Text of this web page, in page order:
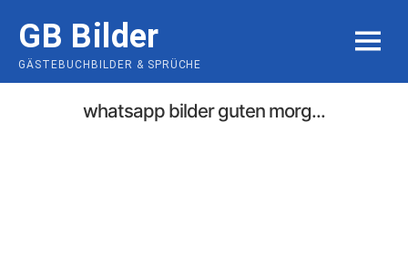
content
GB Bilder
GÄSTEBUCHBILDER & SPRÜCHE
MENU
whatsapp bilder guten morg...